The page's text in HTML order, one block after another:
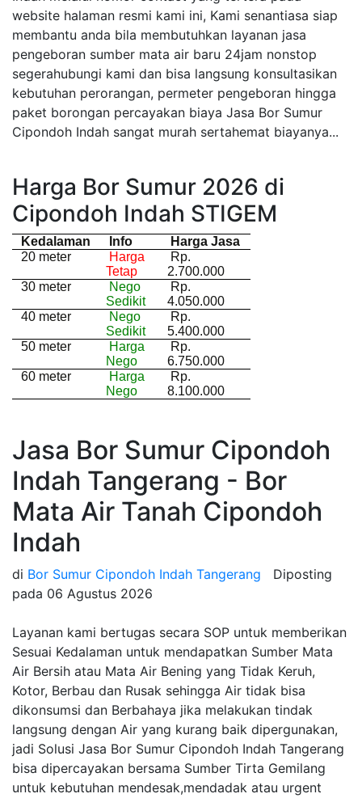
website halaman resmi kami ini, Kami senantiasa siap
membantu anda bila membutuhkan layanan jasa
pengeboran sumber mata air baru 24jam nonstop
segerahubungi kami dan bisa langsung konsultasikan
kebutuhan perorangan, permeter pengeboran hingga
paket borongan percayakan biaya Jasa Bor Sumur
Cipondoh Indah sangat murah sertahemat biayanya...
Harga Bor Sumur 2026 di
Cipondoh Indah STIGEM
Kedalaman Info
Harga Jasa
20 meter
Harga
Tetap
Rp.
2.700.000
30 meter
Nego
Sedikit
Rp.
4.050.000
40 meter
Nego
Sedikit
Rp.
5.400.000
50 meter
Harga
Nego
Rp.
6.750.000
60 meter
Harga
Nego
Rp.
8.100.000
Jasa Bor Sumur Cipondoh
Indah Tangerang - Bor
Mata Air Tanah Cipondoh
Indah
di Bor Sumur Cipondoh Indah Tangerang
Diposting
pada 06 Agustus 2026
Layanan kami bertugas secara SOP untuk memberikan
Sesuai Kedalaman untuk mendapatkan Sumber Mata
Air Bersih atau Mata Air Bening yang Tidak Keruh,
Kotor, Berbau dan Rusak sehingga Air tidak bisa
dikonsumsi dan Berbahaya jika melakukan tindak
langsung dengan Air yang kurang baik dipergunakan,
jadi Solusi Jasa Bor Sumur Cipondoh Indah Tangerang
bisa dipercayakan bersama Sumber Tirta Gemilang
untuk kebutuhan mendesak,mendadak atau urgent